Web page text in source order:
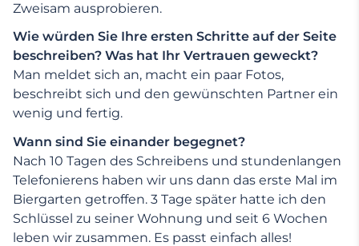
Zweisam ausprobieren.
Wie würden Sie Ihre ersten Schritte auf der Seite
beschreiben? Was hat Ihr Vertrauen geweckt?
Man meldet sich an, macht ein paar Fotos,
beschreibt sich und den gewünschten Partner ein
wenig und fertig.
Wann sind Sie einander begegnet?
Nach 10 Tagen des Schreibens und stundenlangen
Telefonierens haben wir uns dann das erste Mal im
Biergarten getroffen. 3 Tage später hatte ich den
Schlüssel zu seiner Wohnung und seit 6 Wochen
leben wir zusammen. Es passt einfach alles!